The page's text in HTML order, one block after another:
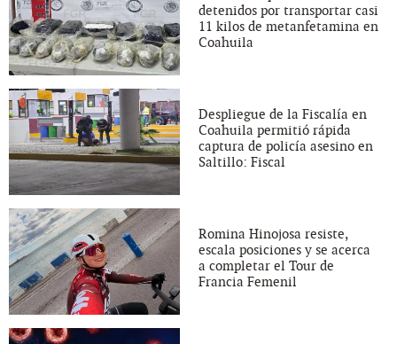
detenidos por transportar casi
11 kilos de metanfetamina en
Coahuila
Despliegue de la Fiscalía en
Coahuila permitió rápida
captura de policía asesino en
Saltillo: Fiscal
Romina Hinojosa resiste,
escala posiciones y se acerca
a completar el Tour de
Francia Femenil